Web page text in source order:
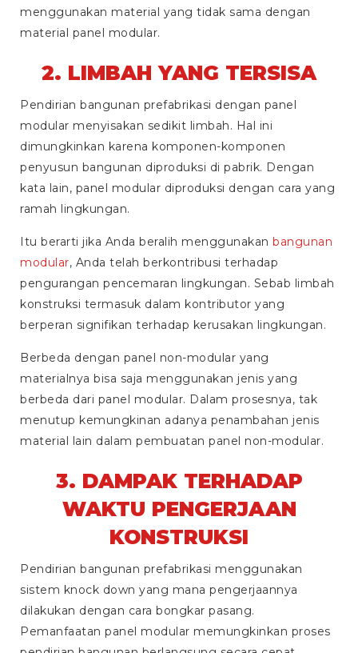
menggunakan material yang tidak sama dengan
material panel modular.
2. LIMBAH YANG TERSISA
Pendirian bangunan prefabrikasi dengan panel
modular menyisakan sedikit limbah. Hal ini
dimungkinkan karena komponen-komponen
penyusun bangunan diproduksi di pabrik. Dengan
kata lain, panel modular diproduksi dengan cara yang
ramah lingkungan.
Itu berarti jika Anda beralih menggunakan bangunan
modular, Anda telah berkontribusi terhadap
pengurangan pencemaran lingkungan. Sebab limbah
konstruksi termasuk dalam kontributor yang
berperan signifikan terhadap kerusakan lingkungan.
Berbeda dengan panel non-modular yang
materialnya bisa saja menggunakan jenis yang
berbeda dari panel modular. Dalam prosesnya, tak
menutup kemungkinan adanya penambahan jenis
material lain dalam pembuatan panel non-modular.
3. DAMPAK TERHADAP
WAKTU PENGERJAAN
KONSTRUKSI
Pendirian bangunan prefabrikasi menggunakan
sistem knock down yang mana pengerjaannya
dilakukan dengan cara bongkar pasang.
Pemanfaatan panel modular memungkinkan proses